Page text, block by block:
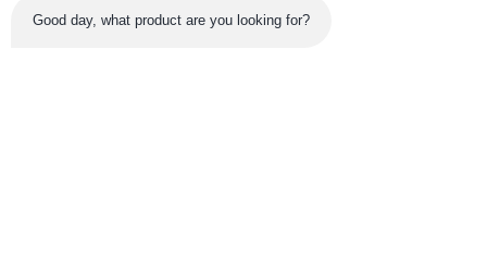
Good day, what product are you looking for?